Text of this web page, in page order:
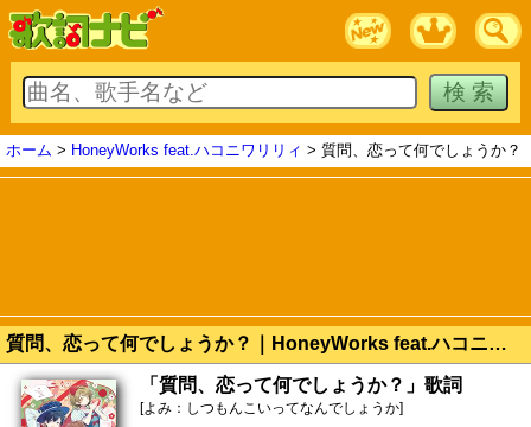
ホーム > HoneyWorks feat.ハコニワリリィ > 質問、恋って何でしょうか？
質問、恋って何でしょうか？｜HoneyWorks feat.ハコニワリリィ 歌詞
「質問、恋って何でしょうか？」歌詞
[よみ：しつもんこいってなんでしょうか]